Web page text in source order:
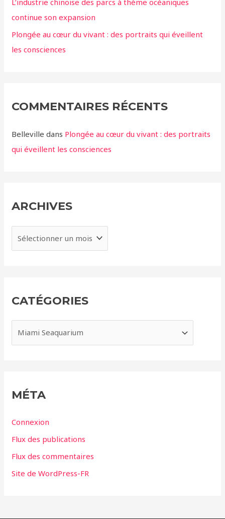
L’industrie chinoise des parcs à thème océaniques
continue son expansion
Plongée au cœur du vivant : des portraits qui éveillent
les consciences
COMMENTAIRES RÉCENTS
Belleville dans Plongée au cœur du vivant : des portraits
qui éveillent les consciences
ARCHIVES
r
e
CATÉGORIES
a
r
MÉTA
Connexion
Flux des publications
Flux des commentaires
Site de WordPress-FR